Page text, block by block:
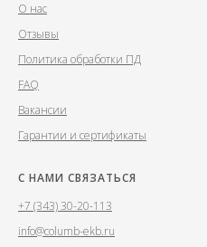
О нас
Отзывы
Политика обработки ПД
FAQ
Вакансии
Гарантии и сертификаты
С НАМИ СВЯЗАТЬСЯ
+7 (343) 30-20-113
info@columb-ekb.ru